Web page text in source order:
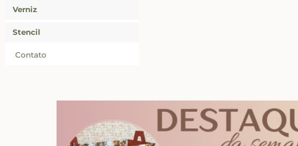
Verniz
Stencil
Contato